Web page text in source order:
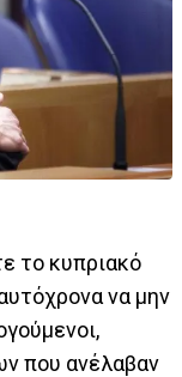
το κυπριακό
να μην
που ανέλαβαν